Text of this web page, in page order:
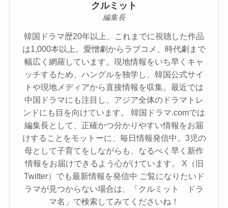
クルミット
編集長
韓国ドラマ歴20年以上、これまでに視聴した作品
は1,000本以上。愛憎劇からラブコメ、時代劇まで
幅広く網羅しています。現地情報をいち早くキャ
ッチするため、ハングルを独学し、韓国公式サイ
トや現地メディアから直接情報を収集。最近では
中国ドラマにも注目し、アジア全体のドラマトレ
ンドにも目を向けています。 韓国ドラマ.comでは
編集長として、正確かつ分かりやすい情報をお届
けすることをモットーに、毎日情報発信中。3児の
母として子育てをしながらも、なるべく早く新作
情報をお届けできるよう心がけています。 X（旧
Twitter）でも最新情報を発信中 ご覧になりたいド
ラマが見つからない場合は、「クルミット ドラ
マ名」で検索してみてくださいね！